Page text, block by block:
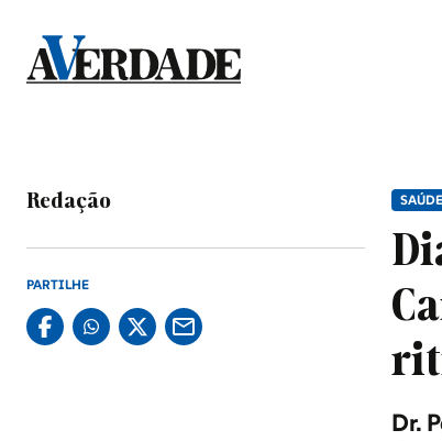
Desporto
Redação
PARTILHE
Dr.